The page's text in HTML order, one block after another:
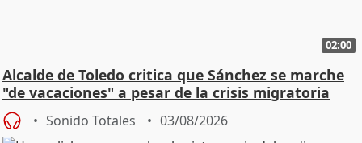
02:00
Alcalde de Toledo critica que Sánchez se marche
"de vacaciones" a pesar de la crisis migratoria
Sonido Totales 03/08/2026